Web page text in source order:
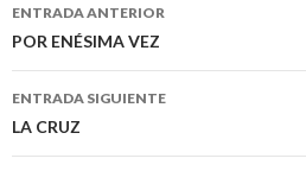
Navegación
de
entradas
ENTRADA ANTERIOR
POR ENÉSIMA VEZ
ENTRADA SIGUIENTE
LA CRUZ